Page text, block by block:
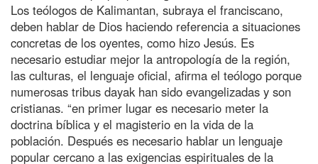
Los teólogos de Kalimantan, subraya el franciscano,
deben hablar de Dios haciendo referencia a situaciones
concretas de los oyentes, como hizo Jesús. Es
necesario estudiar mejor la antropología de la región,
las culturas, el lenguaje oficial, afirma el teólogo porque
numerosas tribus dayak han sido evangelizadas y son
cristianas. “en primer lugar es necesario meter la
doctrina bíblica y el magisterio en la vida de la
población. Después es necesario hablar un lenguaje
popular cercano a las exigencias espirituales de la